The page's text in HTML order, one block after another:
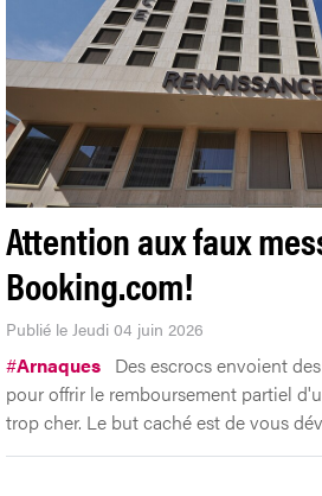
Attention aux faux
Booking.com!
Publié le Jeudi 04 juin 2026
#Arnaques Des escrocs envoient
pour offrir le remboursement partiel
trop cher. Le but caché est de vous